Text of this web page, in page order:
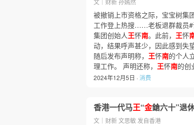
文｜财新 孙嫣然
被撤销上市资格之际，宝宝树集
工作登上热搜……老板退群裁员#
集团创始人王怀南。此前， 王怀
动，结果呼声甚少，因此感到失
随后发布声明称， 王怀南的个人
理工作。 声明还称， 王怀南的
2024年12月5日 ·消费
香港一代马王“金鎗六十”退
文｜财新 文思敏 发自香港